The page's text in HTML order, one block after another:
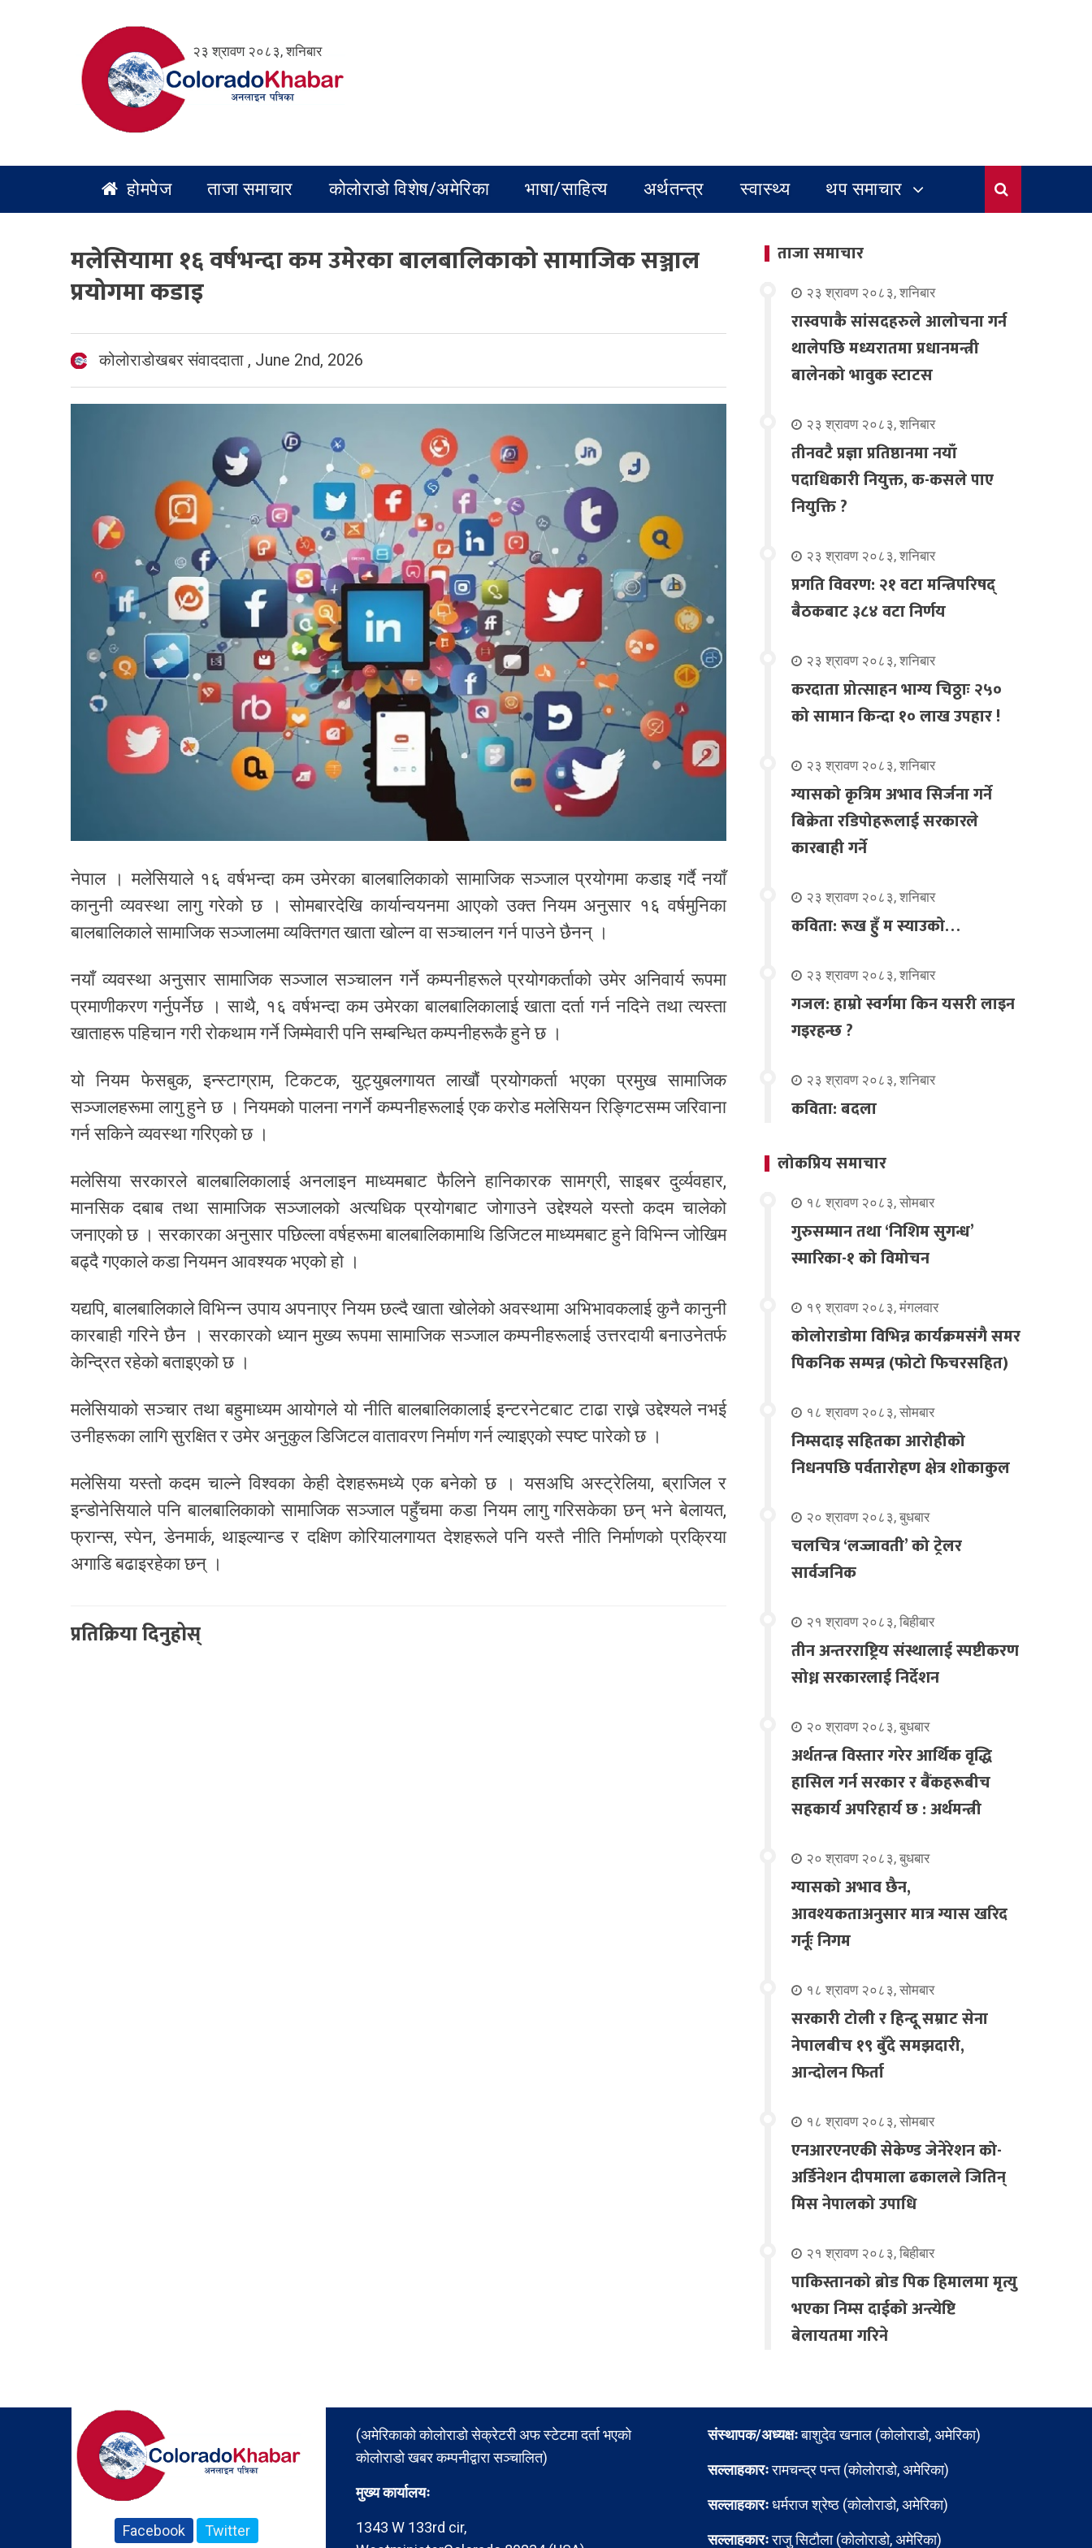
२३ श्रावण २०८३, शनिबार
होमपेज ताजा समाचार कोलोराडो विशेष/अमेरिका भाषा/साहित्य अर्थतन्त्र स्वास्थ्य थप समाचार
मलेसियामा १६ वर्षभन्दा कम उमेरका बालबालिकाको सामाजिक सञ्जाल
प्रयोगमा कडाइ
कोलोराडोखबर संवाददाता , June 2nd, 2026
नेपाल । मलेसियाले १६ वर्षभन्दा कम उमेरका बालबालिकाको सामाजिक सञ्जाल प्रयोगमा कडाइ गर्दै नयाँ
कानुनी व्यवस्था लागु गरेको छ । सोमबारदेखि कार्यान्वयनमा आएको उक्त नियम अनुसार १६ वर्षमुनिका
बालबालिकाले सामाजिक सञ्जालमा व्यक्तिगत खाता खोल्न वा सञ्चालन गर्न पाउने छैनन् ।
नयाँ व्यवस्था अनुसार सामाजिक सञ्जाल सञ्चालन गर्ने कम्पनीहरूले प्रयोगकर्ताको उमेर अनिवार्य रूपमा
प्रमाणीकरण गर्नुपर्नेछ । साथै, १६ वर्षभन्दा कम उमेरका बालबालिकालाई खाता दर्ता गर्न नदिने तथा त्यस्ता
खाताहरू पहिचान गरी रोकथाम गर्ने जिम्मेवारी पनि सम्बन्धित कम्पनीहरूकै हुने छ ।
यो नियम फेसबुक, इन्स्टाग्राम, टिकटक, युट्युबलगायत लाखौं प्रयोगकर्ता भएका प्रमुख सामाजिक
सञ्जालहरूमा लागु हुने छ । नियमको पालना नगर्ने कम्पनीहरूलाई एक करोड मलेसियन रिङ्गिटसम्म जरिवाना
गर्न सकिने व्यवस्था गरिएको छ ।
मलेसिया सरकारले बालबालिकालाई अनलाइन माध्यमबाट फैलिने हानिकारक सामग्री, साइबर दुर्व्यवहार,
मानसिक दबाब तथा सामाजिक सञ्जालको अत्यधिक प्रयोगबाट जोगाउने उद्देश्यले यस्तो कदम चालेको
जनाएको छ । सरकारका अनुसार पछिल्ला वर्षहरूमा बालबालिकामाथि डिजिटल माध्यमबाट हुने विभिन्न जोखिम
बढ्दै गएकाले कडा नियमन आवश्यक भएको हो ।
यद्यपि, बालबालिकाले विभिन्न उपाय अपनाएर नियम छल्दै खाता खोलेको अवस्थामा अभिभावकलाई कुनै कानुनी
कारबाही गरिने छैन । सरकारको ध्यान मुख्य रूपमा सामाजिक सञ्जाल कम्पनीहरूलाई उत्तरदायी बनाउनेतर्फ
केन्द्रित रहेको बताइएको छ ।
मलेसियाको सञ्चार तथा बहुमाध्यम आयोगले यो नीति बालबालिकालाई इन्टरनेटबाट टाढा राख्ने उद्देश्यले नभई
उनीहरूका लागि सुरक्षित र उमेर अनुकुल डिजिटल वातावरण निर्माण गर्न ल्याइएको स्पष्ट पारेको छ ।
मलेसिया यस्तो कदम चाल्ने विश्वका केही देशहरूमध्ये एक बनेको छ । यसअघि अस्ट्रेलिया, ब्राजिल र
इन्डोनेसियाले पनि बालबालिकाको सामाजिक सञ्जाल पहुँचमा कडा नियम लागु गरिसकेका छन् भने बेलायत,
फ्रान्स, स्पेन, डेनमार्क, थाइल्यान्ड र दक्षिण कोरियालगायत देशहरूले पनि यस्तै नीति निर्माणको प्रक्रिया
अगाडि बढाइरहेका छन् ।
प्रतिक्रिया दिनुहोस्
ताजा समाचार
२३ श्रावण २०८३, शनिबार
रास्वपाकै सांसदहरुले आलोचना गर्न
थालेपछि मध्यरातमा प्रधानमन्त्री
बालेनको भावुक स्टाटस
२३ श्रावण २०८३, शनिबार
तीनवटै प्रज्ञा प्रतिष्ठानमा नयाँ
पदाधिकारी नियुक्त, क-कसले पाए
नियुक्ति ?
२३ श्रावण २०८३, शनिबार
प्रगति विवरण: २१ वटा मन्त्रिपरिषद्
बैठकबाट ३८४ वटा निर्णय
२३ श्रावण २०८३, शनिबार
करदाता प्रोत्साहन भाग्य चिठ्ठाः २५०
को सामान किन्दा १० लाख उपहार !
२३ श्रावण २०८३, शनिबार
ग्यासको कृत्रिम अभाव सिर्जना गर्ने
बिक्रेता रडिपोहरूलाई सरकारले
कारबाही गर्ने
२३ श्रावण २०८३, शनिबार
कविता: रूख हुँ म स्याउको…
२३ श्रावण २०८३, शनिबार
गजल: हाम्रो स्वर्गमा किन यसरी लाइन
गइरहन्छ ?
२३ श्रावण २०८३, शनिबार
कविता: बदला
लोकप्रिय समाचार
१८ श्रावण २०८३, सोमबार
गुरुसम्मान तथा ‘निशिम सुगन्ध’
स्मारिका-१ को विमोचन
१९ श्रावण २०८३, मंगलवार
कोलोराडोमा विभिन्न कार्यक्रमसंगै समर
पिकनिक सम्पन्न (फोटो फिचरसहित)
१८ श्रावण २०८३, सोमबार
निम्सदाइ सहितका आरोहीको
निधनपछि पर्वतारोहण क्षेत्र शोकाकुल
२० श्रावण २०८३, बुधबार
चलचित्र ‘लज्जावती’ को ट्रेलर
सार्वजनिक
२१ श्रावण २०८३, बिहीबार
तीन अन्तरराष्ट्रिय संस्थालाई स्पष्टीकरण
सोध्न सरकारलाई निर्देशन
२० श्रावण २०८३, बुधबार
अर्थतन्त्र विस्तार गरेर आर्थिक वृद्धि
हासिल गर्न सरकार र बैंकहरूबीच
सहकार्य अपरिहार्य छ : अर्थमन्त्री
२० श्रावण २०८३, बुधबार
ग्यासको अभाव छैन,
आवश्यकताअनुसार मात्र ग्यास खरिद
गर्नूः निगम
१८ श्रावण २०८३, सोमबार
सरकारी टोली र हिन्दू सम्राट सेना
नेपालबीच १९ बुँदे समझदारी,
आन्दोलन फिर्ता
१८ श्रावण २०८३, सोमबार
एनआरएनएकी सेकेण्ड जेनेरेशन को-
अर्डिनेशन दीपमाला ढकालले जितिन्
मिस नेपालको उपाधि
२१ श्रावण २०८३, बिहीबार
पाकिस्तानको ब्रोड पिक हिमालमा मृत्यु
भएका निम्स दाईको अन्त्येष्टि
बेलायतमा गरिने
Facebook Twitter
(अमेरिकाको कोलोराडो सेक्रेटरी अफ स्टेटमा दर्ता भएको
कोलोराडो खबर कम्पनीद्वारा सञ्चालित)
मुख्य कार्यालयः
1343 W 133rd cir,
संस्थापक/अध्यक्षःबाशुदेव खनाल (कोलोराडो, अमेरिका)
सल्लाहकारःरामचन्द्र पन्त (कोलोराडो, अमेरिका)
सल्लाहकारःधर्मराज श्रेष्ठ (कोलोराडो, अमेरिका)
सल्लाहकारःराजु सिटौला (कोलोराडो, अमेरिका)